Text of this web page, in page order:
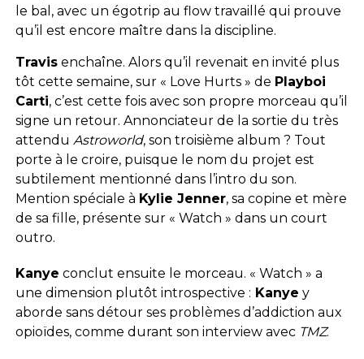
le bal, avec un égotrip au flow travaillé qui prouve
qu’il est encore maître dans la discipline.
Travisenchaîne. Alors qu’il revenait en invité plus
tôt cette semaine, sur « Love Hurts » de Playboi
Carti, c’est cette fois avec son propre morceau qu’il
signe un retour. Annonciateur de la sortie du très
attendu Astroworld, son troisième album ? Tout
porte à le croire, puisque le nom du projet est
subtilement mentionné dans l’intro du son.
Mention spéciale à Kylie Jenner, sa copine et mère
de sa fille, présente sur « Watch » dans un court
outro.
Kanye conclut ensuite le morceau. « Watch » a
une dimension plutôt introspective : Kanye y
aborde sans détour ses problèmes d’addiction aux
opioïdes, comme durant son interview avecTMZ.